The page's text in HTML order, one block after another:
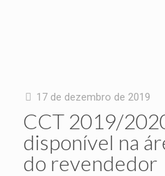
17 de dezembro de 2019
CCT 2019/
disponível na
do revendedor